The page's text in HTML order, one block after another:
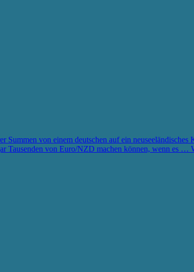
von einem deutschen auf ein
Tausenden von Euro/NZD machen können, wenn es …